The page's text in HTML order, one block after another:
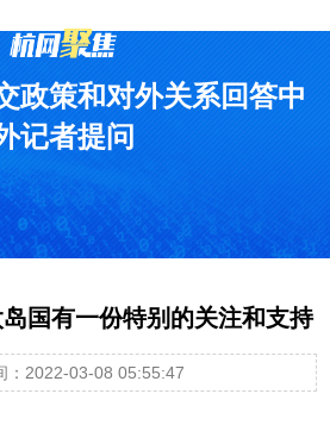
政策和对外关系回答中
记者提问
国有一份特别的关注和支持
：2022-03-08 05:55:47